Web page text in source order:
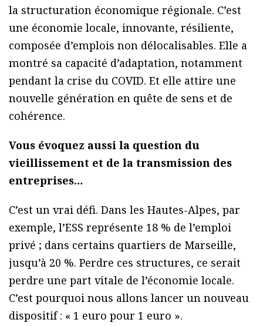
la structuration économique régionale. C’est
une économie locale, innovante, résiliente,
composée d’emplois non délocalisables. Elle a
montré sa capacité d’adaptation, notamment
pendant la crise du COVID. Et elle attire une
nouvelle génération en quête de sens et de
cohérence.
Vous évoquez aussi la question du
vieillissement et de la transmission des
entreprises…
C’est un vrai défi. Dans les Hautes-Alpes, par
exemple, l’ESS représente 18 % de l’emploi
privé ; dans certains quartiers de Marseille,
jusqu’à 20 %. Perdre ces structures, ce serait
perdre une part vitale de l’économie locale.
C’est pourquoi nous allons lancer un nouveau
dispositif : « 1 euro pour 1 euro ».